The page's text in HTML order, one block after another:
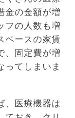
金の金額が増
フの人数も増
ペースの家賃
、固定費が増
ってしまいま
、医療機器は